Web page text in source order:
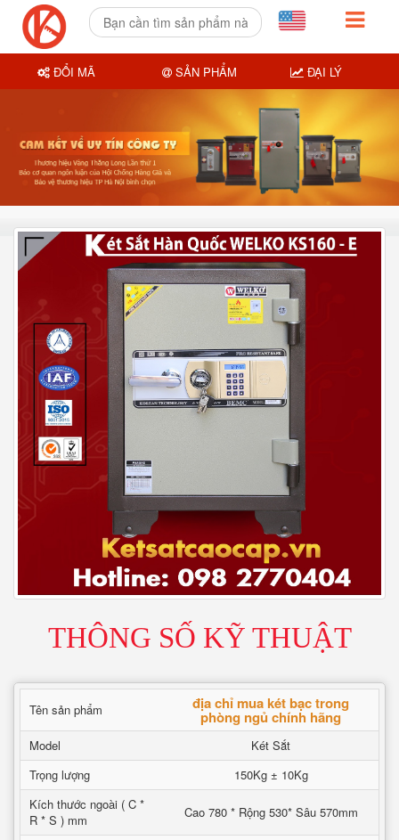
THÔNG SỐ KỸ THUẬT
Tên sản phẩm địa chỉ mua két bạc trong
phòng ngủ chính hãng
Model
Két Sắt
Trọng lượng
150Kg ± 10Kg
Kích thước ngoài ( C *
R * S ) mm
Cao 780 * Rộng 530* Sâu 570mm
ĐỔI MÃ SẢN PHẨM ĐẠI LÝ